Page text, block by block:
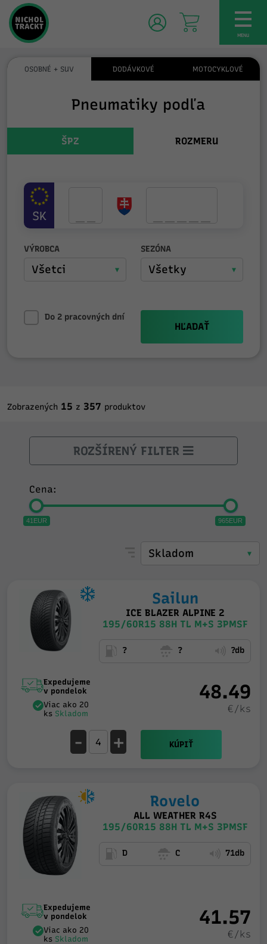
MENU
OSOBNÉ + SUV DODÁVKOVÉ MOTOCYKLOVÉ
Pneumatiky podľa
ŠPZ ROZMERU
SK
VÝROBCA SEZÓNA
Do 2 pracovných dní
HĽADAŤ
Zobrazených 15 z 357 produktov
ROZŠÍRENÝ FILTER
Cena:
41EUR 965EUR
Sailun
ICE BLAZER ALPINE 2
195/60R15 88H TL M+S 3PMSF
? ? ?db
Expedujeme
v pondelok
Viac ako 20
ks Skladom
48.49
€/ks
- + KÚPIŤ
Rovelo
ALL WEATHER R4S
195/60R15 88H TL M+S 3PMSF
D C 71db
Expedujeme
v pondelok
Viac ako 20
ks Skladom
41.57
€/ks